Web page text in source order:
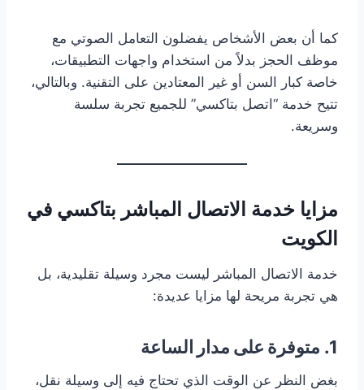
كما أن بعض الأشخاص يفضلون التعامل الصوتي مع
موظف الحجز بدلاً من استخدام واجهات التطبيقات،
خاصة كبار السن أو غير المعتادين على التقنية. وبالتالي،
تتيح خدمة “اتصل بتاكسي” للجميع تجربة سلسة
وسريعة.
مزايا خدمة الاتصال المباشر بتاكسي في
الكويت
خدمة الاتصال المباشر ليست مجرد وسيلة تقليدية، بل
هي تجربة مريحة لها مزايا عديدة:
1. متوفرة على مدار الساعة
بغض النظر عن الوقت الذي تحتاج فيه إلى وسيلة نقل،